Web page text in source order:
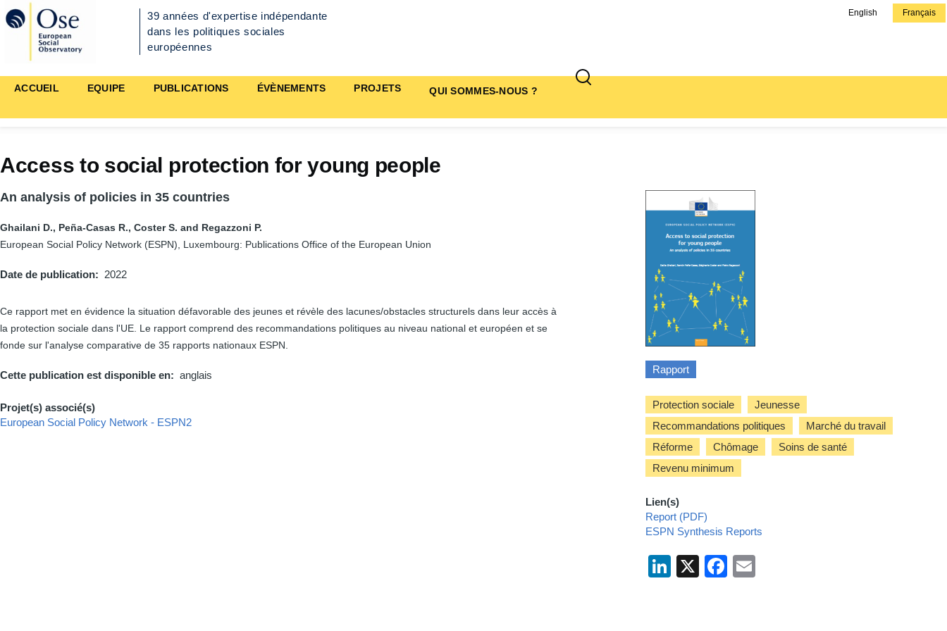
Aller au contenu principal
39 années d'expertise indépendante
dans les politiques sociales
européennes
English Français
Main
ACCUEIL EQUIPE PUBLICATIONS ÉVÈNEMENTS PROJETS QUI SOMMES-NOUS ?
Access to social protection for young people
An analysis of policies in 35 countries
Ghailani D., Peña-Casas R., Coster S. and Regazzoni P.
European Social Policy Network (ESPN), Luxembourg: Publications Office of the European Union
Date de publication 2022
Ce rapport met en évidence la situation défavorable des jeunes et révèle des lacunes/obstacles structurels dans leur accès à
la protection sociale dans l'UE. Le rapport comprend des recommandations politiques au niveau national et européen et se
fonde sur l'analyse comparative de 35 rapports nationaux ESPN.
Cette publication est disponible en anglais
Projet(s) associé(s)
European Social Policy Network - ESPN2
Couverture
Rapport
Protection sociale
Jeunesse
Recommandations politiques
Marché du travail
Réforme
Chômage
Soins de santé
Revenu minimum
Lien(s)
Report (PDF)
ESPN Synthesis Reports
LinkedIn
X Facebook